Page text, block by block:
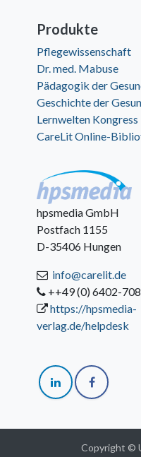
Produkte
Pflegewissenschaft
Dr. med. Mabuse
Pädagogik der
Geschichte der
Lernwelten Kongress
CareLit Online-
hpsmedia GmbH
Postfach 1155
D-35406 Hungen
info@carelit.de
++49 (0) 6402-
https://hpsmedia-
verlag.de/helpdesk
Copyright ©